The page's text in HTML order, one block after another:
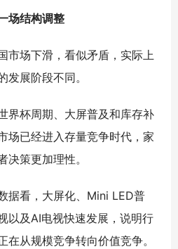
场结构调整
市场下滑，看似矛盾，实际上
发展阶段不同。
界杯周期、大屏普及和库存补
场已经进入存量竞争时代，家
决策更加理性。
据看，大屏化、Mini LED普
以及AI电视快速发展，说明行
在从规模竞争转向价值竞争。